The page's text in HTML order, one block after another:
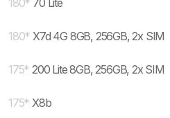
180* 70 Lite
180* X7d 4G 8GB, 256GB, 2x SIM
175* 200 Lite 8GB, 256GB, 2x SIM
175* X8b